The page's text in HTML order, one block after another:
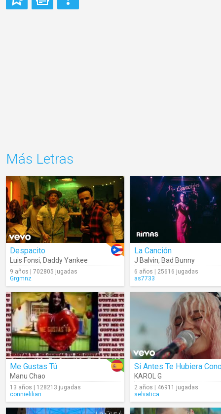
Más Letras
Despacito
Luis Fonsi, Daddy Yankee
9 años | 702805 jugadas
Grgmnz
La Canción
J Balvin, Bad Bunny
6 años | 25616 jugadas
as7733
Me Gustas Tú
Manu Chao
13 años | 128213 jugadas
connielilian
KAROL G
2 años | 46911 jugadas
selvatica